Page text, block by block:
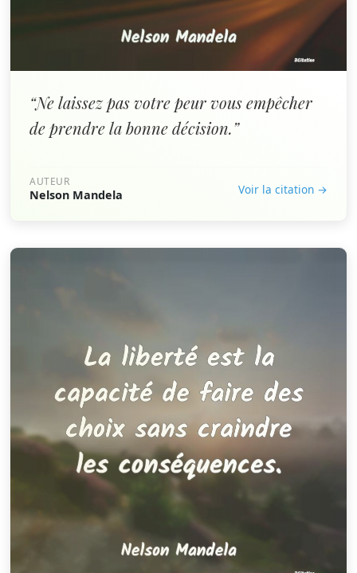
“Ne laissez pas votre peur vous empêcher
de prendre la bonne décision.”
AUTEUR
Nelson Mandela Voir la citation →